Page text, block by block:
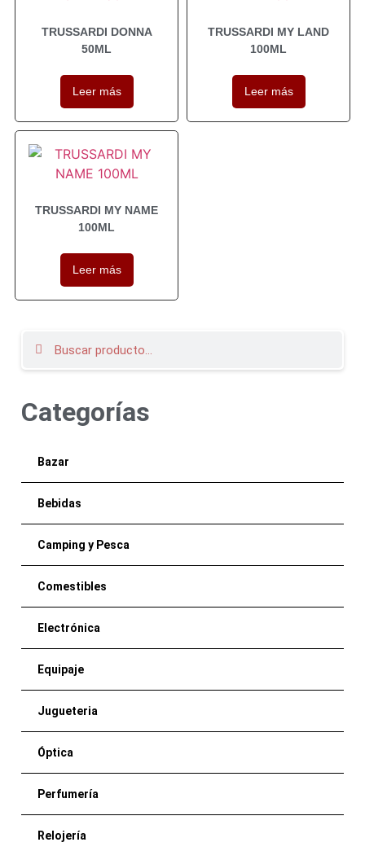
Categorías
Bazar
Bebidas
Camping y Pesca
Comestibles
Electrónica
Equipaje
Jugueteria
Óptica
Perfumería
Relojería
TRUSSARDI DONNA
50ML
Leer más
TRUSSARDI MY LAND
100ML
Leer más
TRUSSARDI MY NAME
100ML
Leer más